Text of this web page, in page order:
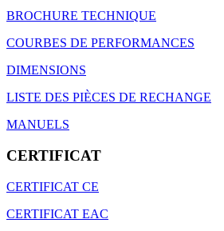
BROCHURE TECHNIQUE
COURBES DE PERFORMANCES
DIMENSIONS
LISTE DES PIÈCES DE RECHANGE
MANUELS
CERTIFICAT
CERTIFICAT CE
CERTIFICAT EAC